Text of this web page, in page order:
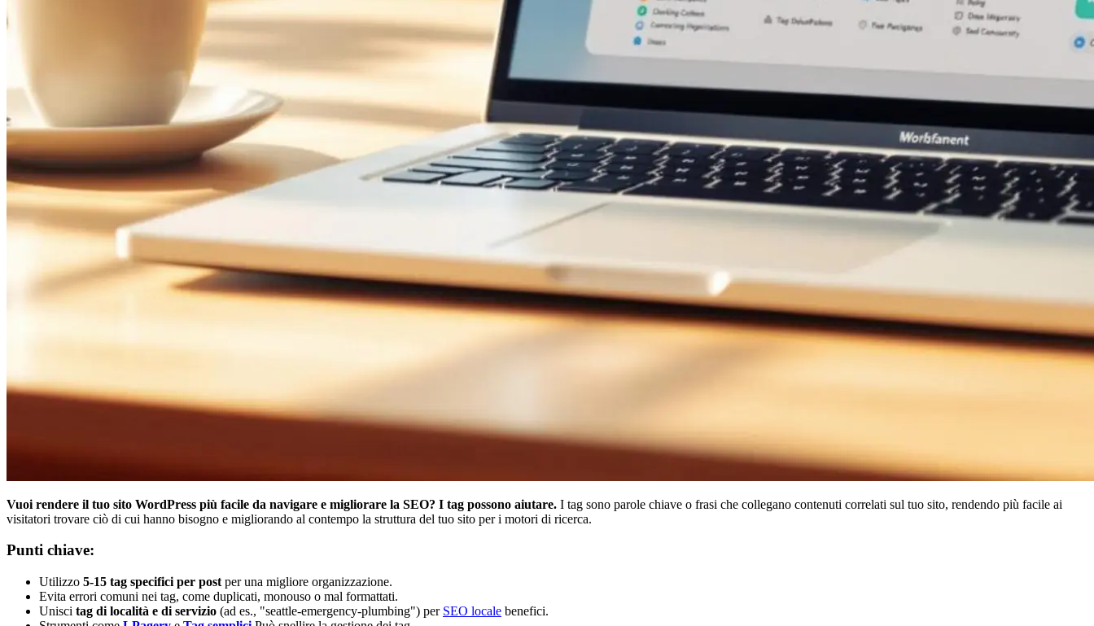
Vuoi rendere il tuo sito WordPress più facile da navigare e migliorare la SEO? I tag possono aiutare. I tag sono parole chiave o frasi che collegano contenuti correlati sul tuo sito, rendendo più facile ai
visitatori trovare ciò di cui hanno bisogno e migliorando al contempo la struttura del tuo sito per i motori di ricerca.
Punti chiave:
Utilizzo 5-15 tag specifici per post per una migliore organizzazione.
Evita errori comuni nei tag, come duplicati, monouso o mal formattati.
Unisci tag di località e di servizio (ad es., "seattle-emergency-plumbing") per SEO locale benefici.